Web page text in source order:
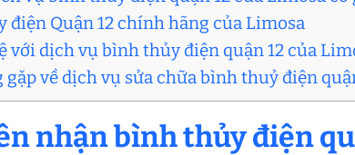
điện Quận 12 chính hãng của Limosa
với dịch vụ bình thủy điện quận 12 của
về dịch vụ sửa chữa bình thuỷ điện
nhận bình thủy điện